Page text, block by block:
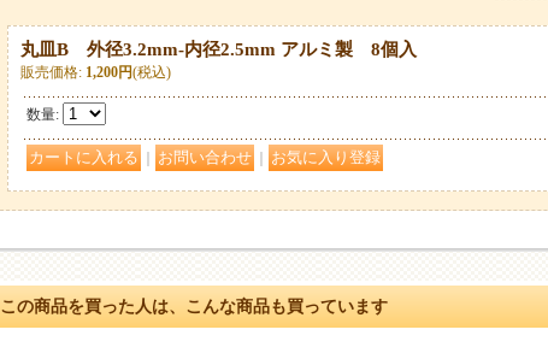
丸皿B 外径3.2mm-内径2.5mm アルミ製 8個入
販売価格: 1,200円(税込)
数量:
この商品を買った人は、こんな商品も買っています